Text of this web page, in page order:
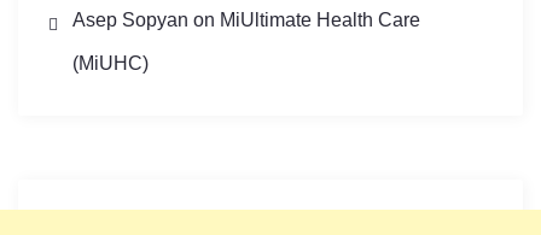
Asep Sopyan on MiUltimate Health Care
(MiUHC)